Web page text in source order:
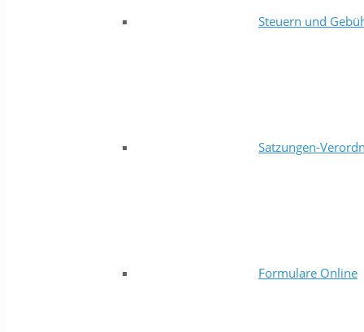
Steuern und
Satzungen-
Formulare Online